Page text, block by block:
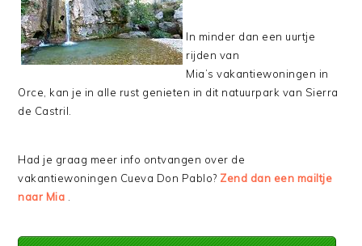
In minder dan een uurtje
rijden van
Mia’s vakantiewoningen in
Orce, kan je in alle rust genieten in dit natuurpark van Sierra
de Castril.
Had je graag meer info ontvangen over de
vakantiewoningen Cueva Don Pablo? Zend dan een mailtje
naar Mia